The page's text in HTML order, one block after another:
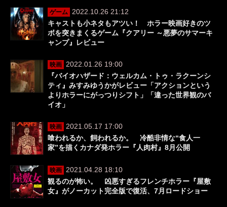
ゲーム 2022.10.26 21:12
キャストも小ネタもアツい！ ホラー映画好きのツ
ボを突きまくるゲーム『クアリー ～悪夢のサマーキ
ャンプ』レビュー
映画 2022.01.26 19:00
『バイオハザード：ウェルカム・トゥ・ラクーンシ
ティ』みすみゆうかがレビュー「アクションという
よりホラーにがっつりシフト」「違った世界観のバ
イオ」
映画 2021.05.17 17:00
喰われるか、飼われるか。 冷酷非情な“食人一
家”を描くカナダ発ホラー『人肉村』8月公開
映画 2021.04.28 18:10
観るのが怖い。 凶悪すぎるフレンチホラー『屋敷
女』がノーカット完全版で復活、7月ロードショー